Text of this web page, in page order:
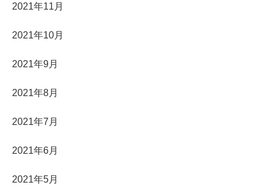
2021年11月
2021年10月
2021年9月
2021年8月
2021年7月
2021年6月
2021年5月